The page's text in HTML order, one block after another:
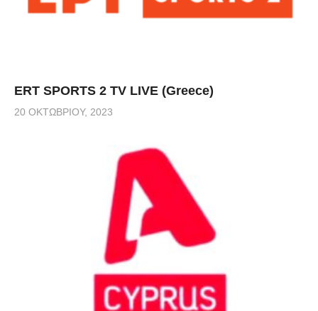
ERT SPORTS 2 TV LIVE (Greece)
20 ΟΚΤΩΒΡΊΟΥ, 2023